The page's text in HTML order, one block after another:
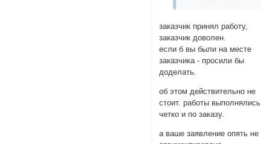
заказчик принял работу,
заказчик доволен.
если б вы были на месте
заказчика - просили бы
доделать.
об этом действительно не
стоит. работы выполнялись
четко и по заказу.
а ваше заявление опять не